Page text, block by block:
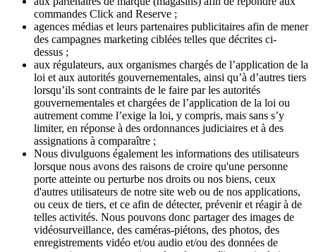
commandes Click and Reserve ;
agences médias et leurs partenaires publicitaires afin de mener
des campagnes marketing ciblées telles que décrites ci-
dessus ;
aux régulateurs, aux organismes chargés de l’application de la
loi et aux autorités gouvernementales, ainsi qu’à d’autres tiers
lorsqu’ils sont contraints de le faire par les autorités
gouvernementales et chargées de l’application de la loi ou
autrement comme l’exige la loi, y compris, mais sans s’y
limiter, en réponse à des ordonnances judiciaires et à des
assignations à comparaître ;
Nous divulguons également les informations des utilisateurs
lorsque nous avons des raisons de croire qu'une personne
porte atteinte ou perturbe nos droits ou nos biens, ceux
d'autres utilisateurs de notre site web ou de nos applications,
ou ceux de tiers, et ce afin de détecter, prévenir et réagir à de
telles activités. Nous pouvons donc partager des images de
vidéosurveillance, des caméras-piétons, des photos, des
enregistrements vidéo et/ou audio et/ou des données de